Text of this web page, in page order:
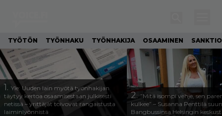
TYÖTÖN TYÖNHAKU TYÖNHAKIJA OSAAMINEN SANKTIO
1. Yle: Uuden lain myötä työnhakijan
täytyy kertoa osaamisestaan julkisesti
netissä – yrittäjät toivovat rangaistusta
laiminlyönnistä
2. ”Mitä isompi vehje, sen
kulkee” – Susanna Penttilä
Bangbussinsa Helsingin